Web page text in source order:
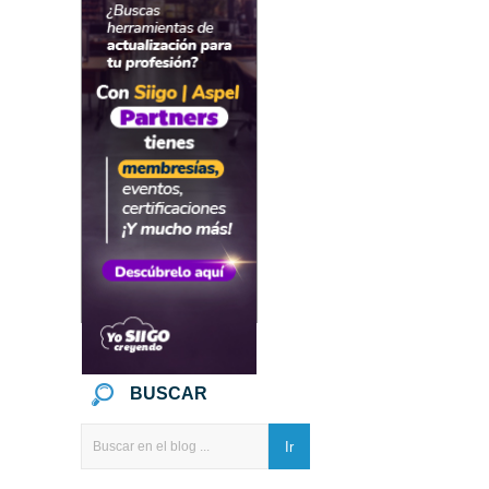
BUSCAR